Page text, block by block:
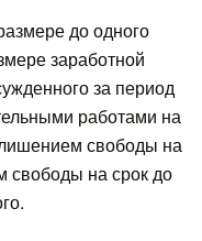
до одного
заработной
за период
работами на
свободы на
свободы на срок до